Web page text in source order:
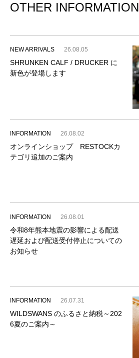
OTHER INFORMATION
NEW ARRIVALS 26.08.05
SHRUNKEN CALF / DRUCKER に
新色が登場します
INFORMATION 26.08.02
オンラインショップ RESTOCKカ
テゴリ追加のご案内
INFORMATION 26.08.01
令和8年熊本地震の影響による配送
遅延および配送受付停止についての
お知らせ
INFORMATION 26.07.31
WILDSWANS のふるさと納税～202
6夏のご案内～